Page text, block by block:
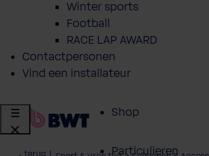
Winter sports
Football
RACE LAP AWARD
Contactpersonen
Vind een installateur
Shop
Particulieren